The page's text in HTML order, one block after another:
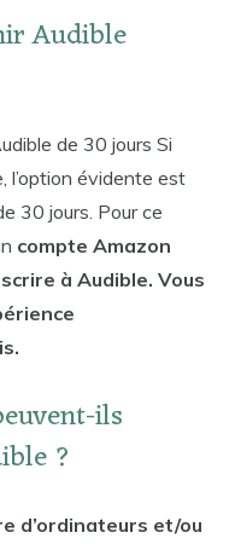
Audible
de 30 jours Si
l’option évidente est
30 jours. Pour ce
compte Amazon
à Audible. Vous
ils
?
d’ordinateurs et/ou